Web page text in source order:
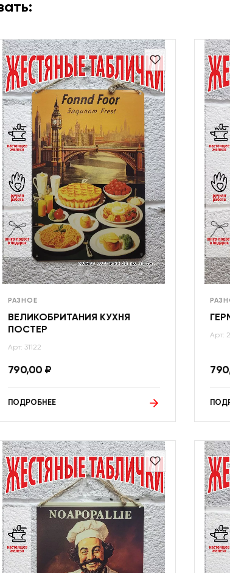
РАЗНОЕ
ВЕЛИКОБРИТАНИЯ КУХНЯ
ПОСТЕР
Арт: 31122
790,00 ₽
ПОДРОБНЕЕ
Арт: